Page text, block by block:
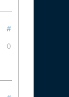
#
0